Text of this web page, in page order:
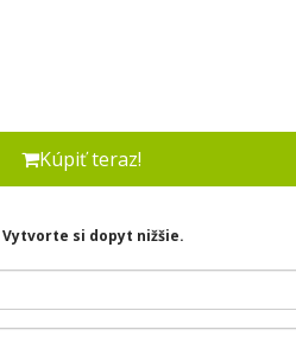
Kúpiť teraz!
Vytvorte si dopyt nižšie.